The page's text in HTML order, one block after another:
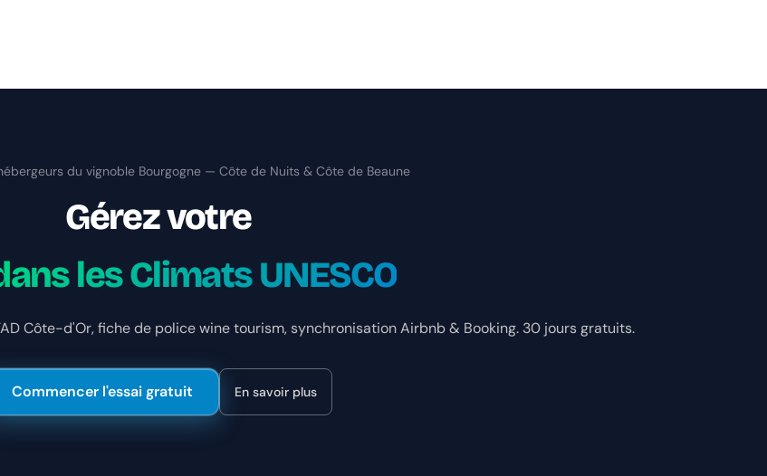
du vignoble Bourgogne — Côte de Nuits & Côte de Beaune
Gérez votre
les Climats UNESCO
Côte-d'Or, fiche de police wine tourism, synchronisation Airbnb & Booking. 30 jours gratuits.
Commencer l'essai gratuit En savoir plus